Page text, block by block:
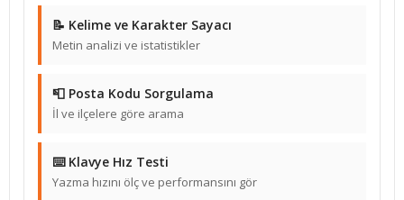
📝 Kelime ve Karakter Sayacı
Metin analizi ve istatistikler
📮 Posta Kodu Sorgulama
İl ve ilçelere göre arama
⌨️ Klavye Hız Testi
Yazma hızını ölç ve performansını gör